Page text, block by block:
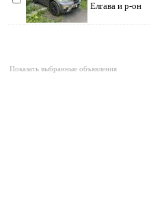
Елгава и р-он
Показать выбранные объявления